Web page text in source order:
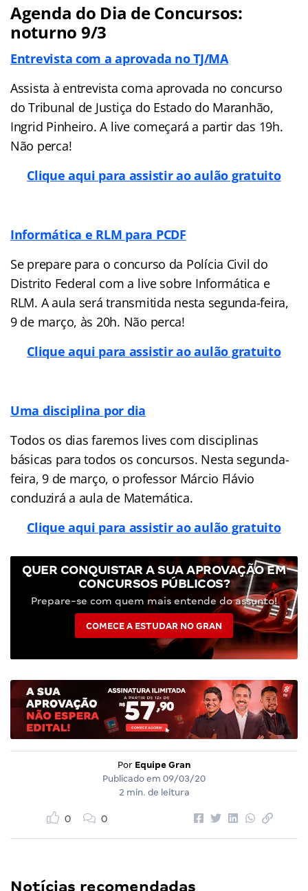
Agenda do Dia de Concursos:
noturno 9/3
Entrevista com a aprovada no TJ/MA
Assista à entrevista coma aprovada no concurso
do Tribunal de Justiça do Estado do Maranhão,
Ingrid Pinheiro. A live começará a partir das 19h.
Não perca!
Clique aqui para assistir ao aulão gratuito
Informática e RLM para PCDF
Se prepare para o concurso da Polícia Civil do
Distrito Federal com a live sobre Informática e
RLM. A aula será transmitida nesta segunda-feira,
9 de março, às 20h. Não perca!
Clique aqui para assistir ao aulão gratuito
Uma disciplina por dia
Todos os dias faremos lives com disciplinas
básicas para todos os concursos. Nesta segunda-
feira, 9 de março, o professor Márcio Flávio
conduzirá a aula de Matemática.
Clique aqui para assistir ao aulão gratuito
QUER CONQUISTAR A SUA APROVAÇÃO EM
CONCURSOS PÚBLICOS?
Prepare-se com quem mais entende do assunto!
COMECE A ESTUDAR NO GRAN
Por Equipe Gran
Publicado em 09/03/20
2 min. de leitura
0 0
Notícias recomendadas